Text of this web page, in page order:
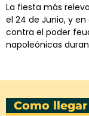
La fiesta más
el 24 de Junio, y
contra el poder
napoleónicas
Como llegar